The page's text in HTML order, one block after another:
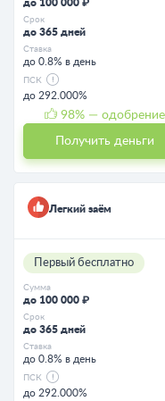
до 100 000 ₽
Срок
до 365 дней
Ставка
до 0.8% в день
ПСК
до 292.000%
98% — одобрение
Получить деньги
Легкий заём
Первый бесплатно
Сумма
до 100 000 ₽
Срок
до 365 дней
Ставка
до 0.8% в день
ПСК
до 292.000%